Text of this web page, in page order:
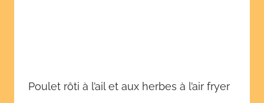
Poulet rôti à l’ail et aux herbes à l’air fryer